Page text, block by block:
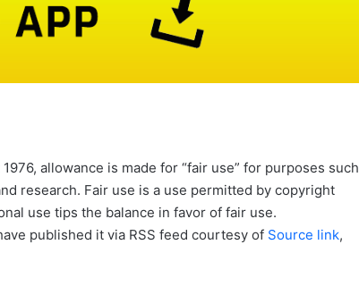
allowance is made for “fair use” for purposes such
research. Fair use is a use permitted by copyright
use tips the balance in favor of fair use.
published it via RSS feed courtesy of Source link,